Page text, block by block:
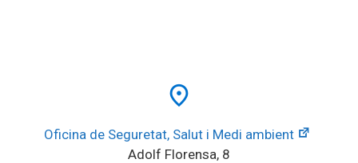
place
Oficina de Seguretat, Salut i Medi ambient
Adolf Florensa, 8